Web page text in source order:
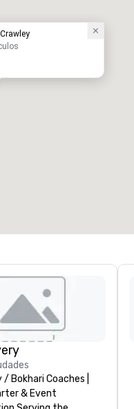
Bokhari Coaches |
& Event